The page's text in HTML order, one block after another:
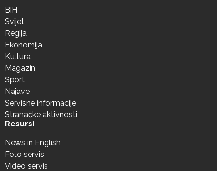
BiH
Svijet
Regija
Ekonomija
Kultura
Magazin
Sport
Najave
Servisne informacije
Stranačke aktivnosti
Resursi
News in English
Foto servis
Video servis